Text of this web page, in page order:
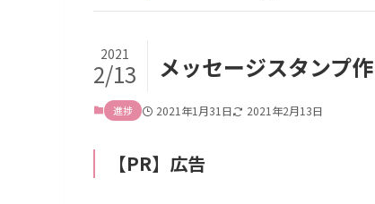
メッセージスタンプ
2021
2/13
進捗 2021年1月31日 2021年2月13日
【PR】広告